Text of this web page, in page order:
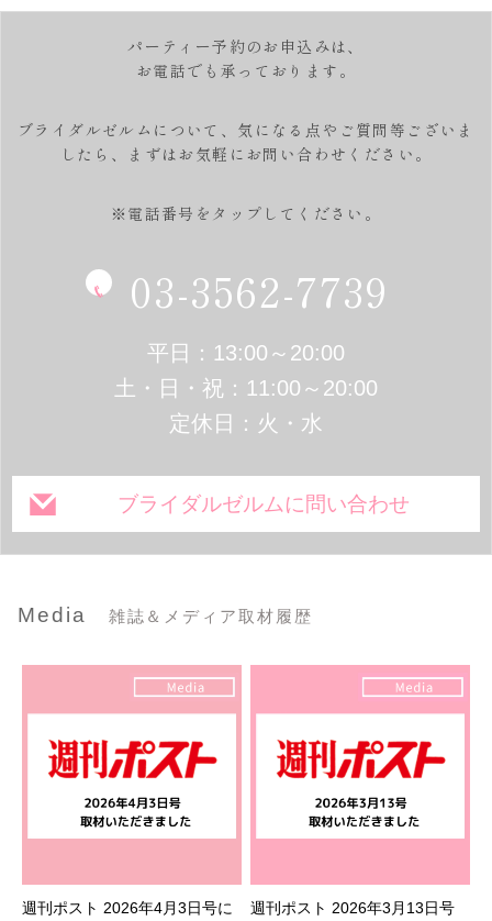
パーティー予約のお申込みは、
お電話でも承っております。
ブライダルゼルムについて、気になる点やご質問等ございま
したら、
まずはお気軽にお問い合わせください。
※電話番号をタップしてください。
03-3562-7739
平日：13:00～20:00
土・日・祝：11:00～20:00
定休日：火・水
ブライダルゼルムに問い合わせ
Media 雑誌＆メディア取材履歴
週刊ポスト 2026年4月3日号に
週刊ポスト 2026年3月13日号